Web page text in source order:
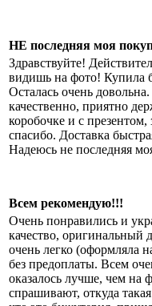
НЕ последняя моя
Здравствуйте!
видишь на фото! Купила
Осталась очень
качественно, приятно
коробочке и с презентом,
спасибо. Доставка
Надеюсь не последняя
Всем рекомендую!!!
Очень понравились и
качество, оригинальный
очень легко (оформляла
без предоплаты. Всем
оказалось лучше, чем на
спрашивают, откуда